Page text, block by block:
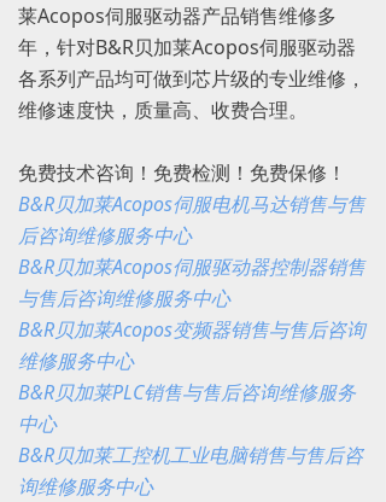
莱Acopos伺服驱动器产品销售维修多
年，针对B&R贝加莱Acopos伺服驱动器
各系列产品均可做到芯片级的专业维修，
维修速度快，质量高、收费合理。
免费技术咨询！免费检测！免费保修！
B&R贝加莱Acopos伺服电机马达销售与售
后咨询维修服务中心
B&R贝加莱Acopos伺服驱动器控制器销售
与售后咨询维修服务中心
B&R贝加莱Acopos变频器销售与售后咨询
维修服务中心
B&R贝加莱PLC销售与售后咨询维修服务
中心
B&R贝加莱工控机工业电脑销售与售后咨
询维修服务中心